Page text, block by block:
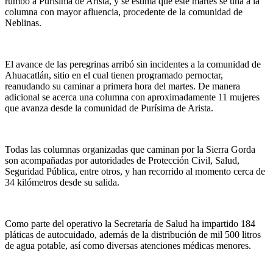
columna con mayor afluencia, procedente de la comunidad de
Neblinas.
El avance de las peregrinas arribó sin incidentes a la comunidad de
Ahuacatlán, sitio en el cual tienen programado pernoctar,
reanudando su caminar a primera hora del martes. De manera
adicional se acerca una columna con aproximadamente 11 mujeres
que avanza desde la comunidad de Purísima de Arista.
Todas las columnas organizadas que caminan por la Sierra Gorda
son acompañadas por autoridades de Protección Civil, Salud,
Seguridad Pública, entre otros, y han recorrido al momento cerca de
34 kilómetros desde su salida.
Como parte del operativo la Secretaría de Salud ha impartido 184
pláticas de autocuidado, además de la distribución de mil 500 litros
de agua potable, así como diversas atenciones médicas menores.